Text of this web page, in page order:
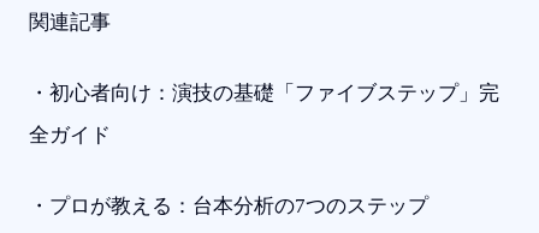
関連記事
・初心者向け：演技の基礎「ファイブステップ」完
全ガイド
・プロが教える：台本分析の7つのステップ